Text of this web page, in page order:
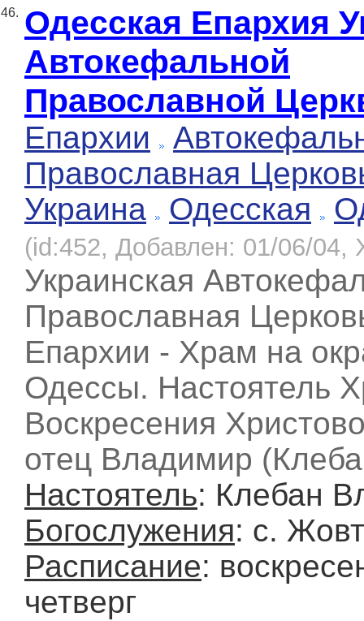
46. Одеcская Епархия
Автокефальной
Православной
Епархии
Православная
Украина
Одесская
(id:452, Добавлен: 01/06/04,
Украинская
Православная
Епархии - Храм на
Одессы. Настоятель
Воскресения
отец Владимир
Настоятель: Клебан
Богослужения: с.
Расписание:
четверг